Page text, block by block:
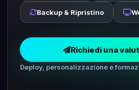
Backup & Ripristino
Richiedi una
Deploy, personalizzazione e